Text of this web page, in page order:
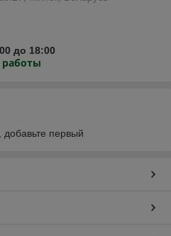
до 18:00
работы
добавьте первый